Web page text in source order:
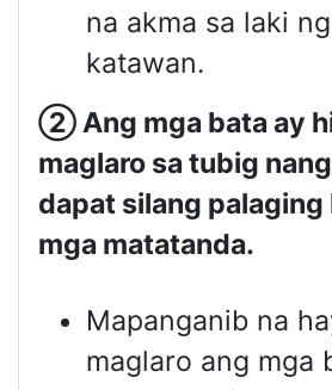
na akma sa laki
katawan.
②Ang mga bata ay
maglaro sa tubig
dapat silang palaging
mga matatanda.
Mapanganib na
maglaro ang mga